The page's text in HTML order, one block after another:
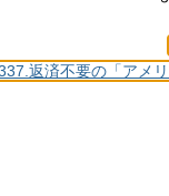
返済不要の「アメ